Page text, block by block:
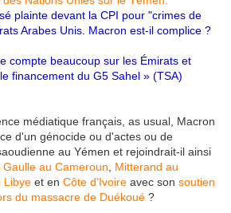
plainte devant la CPI pour "crimes de
Arabes Unis. Macron est-il complice ?
compte beaucoup sur les Émirats et
financement du G5 Sahel » (TSA)
médiatique français, as usual, Macron
d'un génocide ou d'actes ou de
au Yémen et rejoindrait-il ainsi
Gaulle au Cameroun
Mitterand au
Libye et en Côte d'Ivoire avec son soutien
du massacre de Duékoué ?